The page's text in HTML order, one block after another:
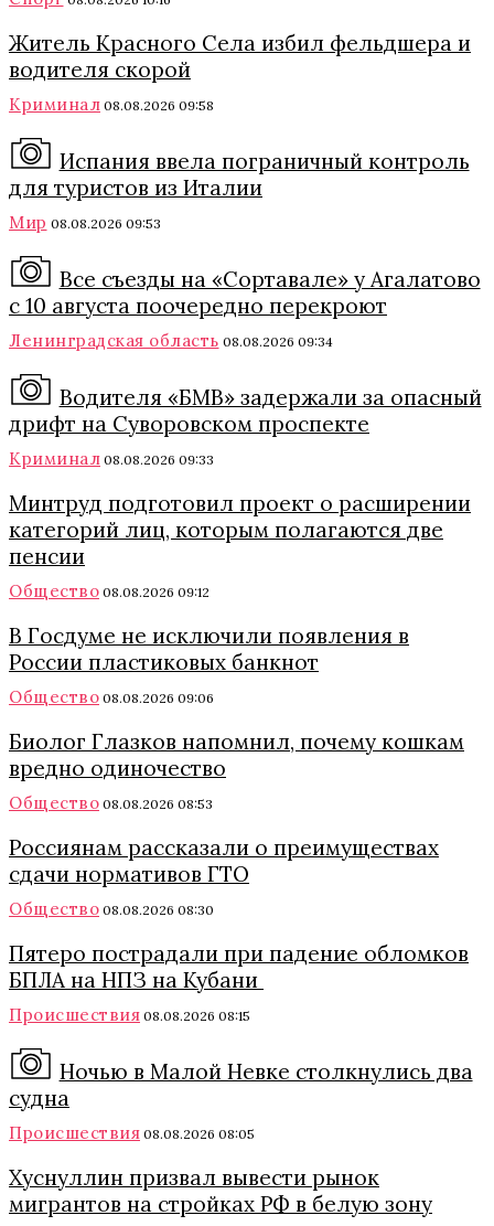
Житель Красного Села избил фельдшера и
водителя скорой
Криминал 08.08.2026 09:58
Испания ввела пограничный контроль
для туристов из Италии
Мир 08.08.2026 09:53
Все съезды на «Сортавале» у Агалатово
с 10 августа поочередно перекроют
Ленинградская область 08.08.2026 09:34
Водителя «БМВ» задержали за опасный
дрифт на Суворовском проспекте
Криминал 08.08.2026 09:33
Минтруд подготовил проект о расширении
категорий лиц, которым полагаются две
пенсии
Общество 08.08.2026 09:12
В Госдуме не исключили появления в
России пластиковых банкнот
Общество 08.08.2026 09:06
Биолог Глазков напомнил, почему кошкам
вредно одиночество
Общество 08.08.2026 08:53
Россиянам рассказали о преимуществах
сдачи нормативов ГТО
Общество 08.08.2026 08:30
Пятеро пострадали при падение обломков
БПЛА на НПЗ на Кубани
Происшествия 08.08.2026 08:15
Ночью в Малой Невке столкнулись два
судна
Происшествия 08.08.2026 08:05
Хуснуллин призвал вывести рынок
мигрантов на стройках РФ в белую зону